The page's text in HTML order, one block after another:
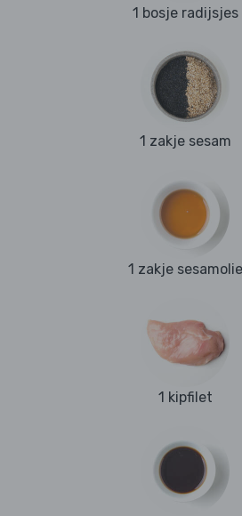
1 bosje radijsjes
1 zakje sesam
1 zakje sesamolie
1 kipfilet